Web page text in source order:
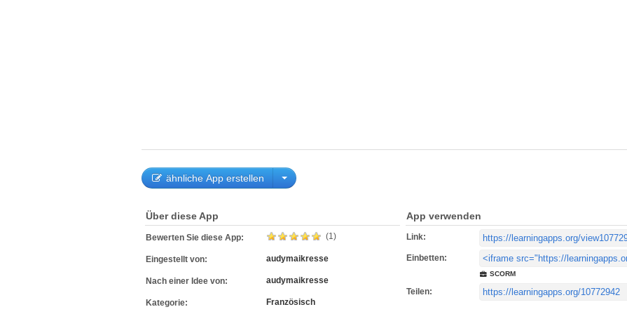
ähnliche App erstellen
Über diese App
Bewerten Sie diese App: (1)
Eingestellt von: audymaikresse
Nach einer Idee von: audymaikresse
Kategorie: Französisch
App verwenden
Link:
Einbetten:
SCORM
Teilen: